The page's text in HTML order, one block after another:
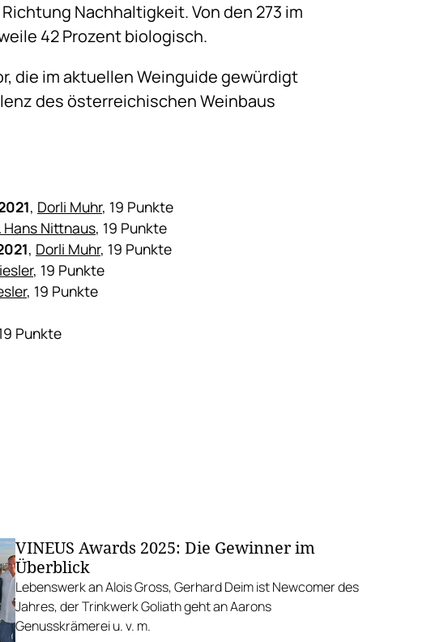
Nachhaltigkeit. Von den 273 im
42 Prozent biologisch.
die im aktuellen Weinguide gewürdigt
des österreichischen Weinbaus
, Dorli Muhr, 19 Punkte
Hans Nittnaus, 19 Punkte
, Dorli Muhr, 19 Punkte
, 19 Punkte
, 19 Punkte
Punkte
VINEUS Awards 2025: Die Gewinner im
Überblick
Lebenswerk an Alois Gross, Gerhard Deim ist Newcomer des
Jahres, der Trinkwerk Goliath geht an Aarons
Genusskrämerei u. v. m.